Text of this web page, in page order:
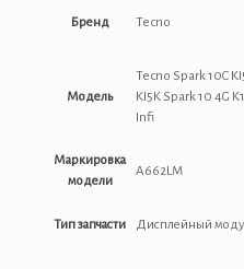
Бренд Tecno
Модель
Tecno Spark 10C
KI5K Spark 10 4G
Infi
Маркировка
модели
A662LM
Тип запчасти Дисплейный